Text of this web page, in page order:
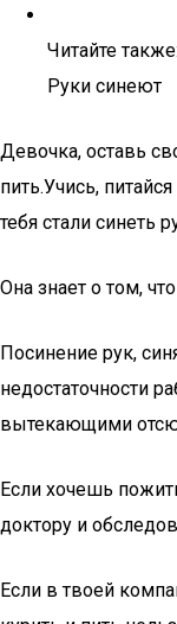
Читайте также:
Руки синеют
Девочка, оставь
пить.Учись,
тебя стали синеть
Она знает о том,
Посинение рук,
недостаточности
вытекающими
Если хочешь
доктору и
Если в твоей